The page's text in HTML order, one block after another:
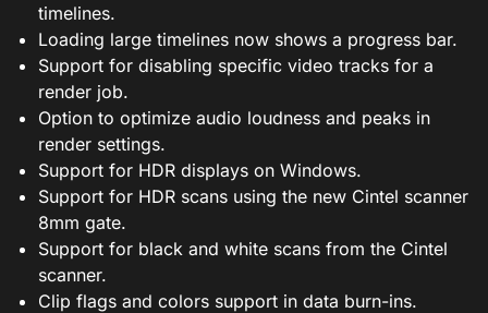
timelines.
Loading large timelines now shows a progress bar.
Support for disabling specific video tracks for a
render job.
Option to optimize audio loudness and peaks in
render settings.
Support for HDR displays on Windows.
Support for HDR scans using the new Cintel scanner
8mm gate.
Support for black and white scans from the Cintel
scanner.
Clip flags and colors support in data burn-ins.